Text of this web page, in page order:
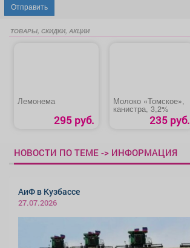
Отправить
ТОВАРЫ, СКИДКИ, АКЦИИ
Лемонема
295 руб.
Молоко «Томское»,
канистра, 3,2%
235 руб.
НОВОСТИ ПО ТЕМЕ -> ИНФОРМАЦИЯ
АиФ в Кузбассе
27.07.2026